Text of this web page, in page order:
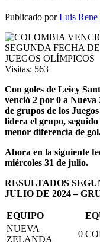
Publicado porLuis Rene
Visitas: 563
Con goles de Leicy
venció 2 por 0 a Nueva
de grupos de los
lidera el grupo,
menor diferencia de
Ahora en la siguiente
miércoles 31 de julio.
RESULTADOS
JULIO DE 2024 –
EQUIPO
NUEVA
ZELANDA
0